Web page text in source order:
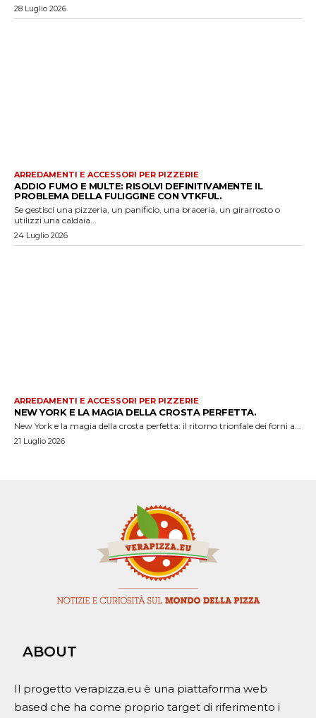
28 Luglio 2026
ARREDAMENTI E ACCESSORI PER PIZZERIE
ADDIO FUMO E MULTE: RISOLVI DEFINITIVAMENTE IL
PROBLEMA DELLA FULIGGINE CON VTKFUL.
Se gestisci una pizzeria, un panificio, una braceria, un girarrosto o
utilizzi una caldaia...
24 Luglio 2026
ARREDAMENTI E ACCESSORI PER PIZZERIE
NEW YORK E LA MAGIA DELLA CROSTA PERFETTA.
New York e la magia della crosta perfetta: il ritorno trionfale dei forni a...
21 Luglio 2026
ABOUT
Il progetto verapizza.eu è una piattaforma web
based che ha come proprio target di riferimento i